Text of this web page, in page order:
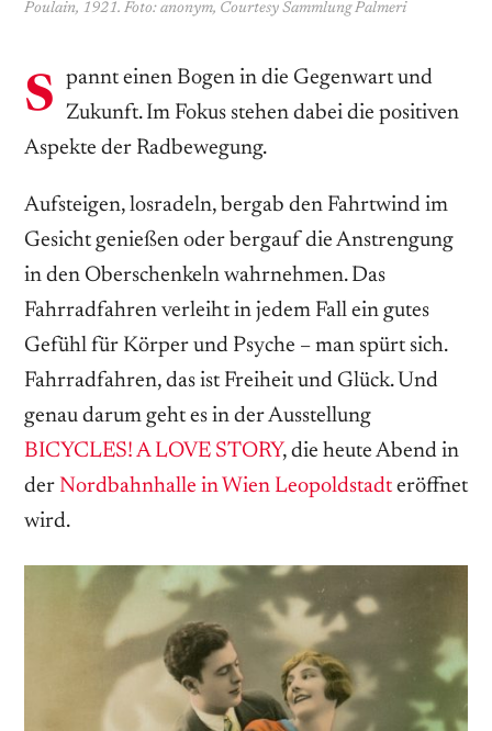
Poulain, 1921. Foto: anonym, Courtesy Sammlung Palmeri
s pannt einen Bogen in die Gegenwart und
Zukunft. Im Fokus stehen dabei die positiven
Aspekte der Radbewegung.
Aufsteigen, losradeln, bergab den Fahrtwind im
Gesicht genießen oder bergauf die Anstrengung
in den Oberschenkeln wahrnehmen. Das
Fahrradfahren verleiht in jedem Fall ein gutes
Gefühl für Körper und Psyche – man spürt sich.
Fahrradfahren, das ist Freiheit und Glück. Und
genau darum geht es in der Ausstellung
BICYCLES! A LOVE STORY, die heute Abend in
der Nordbahnhalle in Wien Leopoldstadteröffnet
wird.